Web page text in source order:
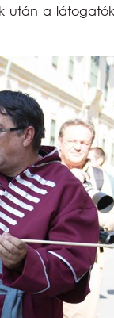
után a